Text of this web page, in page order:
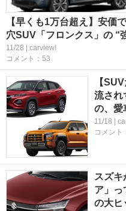
【早くも1万台超え】安価
穴SUV「フロンクス」の “
11/28 | carview!
コメント：53
【
流され
の、愛
11/18 |
コメント
スズキ
ア」っ
の大ヒ